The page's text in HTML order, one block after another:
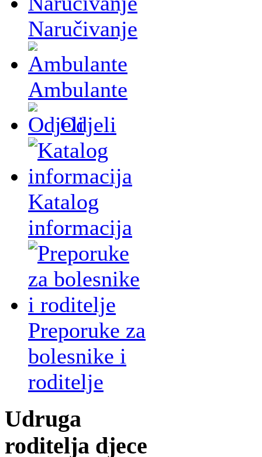
Naručivanje
Ambulante
Odjeli
Katalog
informacija
Preporuke za
bolesnike i
roditelje
Udruga
roditelja djece